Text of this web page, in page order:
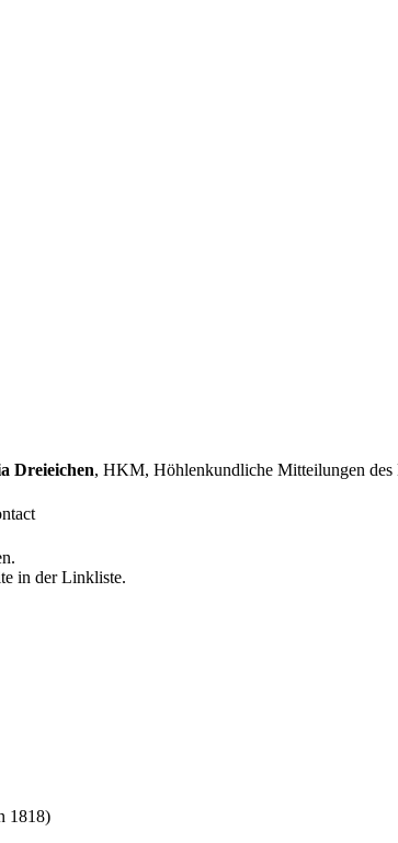
Dreieichen, HKM, Höhlenkundliche Mitteilungen des
in der Linkliste.
1818)